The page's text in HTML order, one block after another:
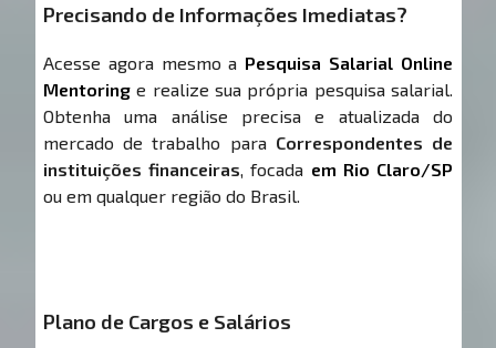
Precisando de Informações Imediatas?
Acesse agora mesmo a Pesquisa Salarial Online
Mentoring e realize sua própria pesquisa salarial.
Obtenha uma análise precisa e atualizada do
mercado de trabalho para Correspondentes de
instituições financeiras, focada em Rio Claro/SP
ou em qualquer região do Brasil.
Plano de Cargos e Salários